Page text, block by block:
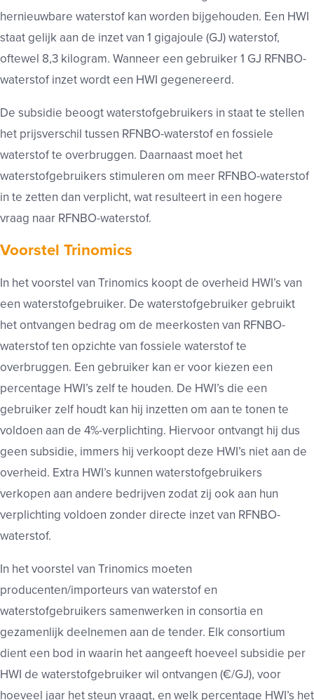
hernieuwbare waterstof kan worden bijgehouden. Een HWI
staat gelijk aan de inzet van 1 gigajoule (GJ) waterstof,
oftewel 8,3 kilogram. Wanneer een gebruiker 1 GJ RFNBO-
waterstof inzet wordt een HWI gegenereerd.
De subsidie beoogt waterstofgebruikers in staat te stellen
het prijsverschil tussen RFNBO-waterstof en fossiele
waterstof te overbruggen. Daarnaast moet het
waterstofgebruikers stimuleren om meer RFNBO-waterstof
in te zetten dan verplicht, wat resulteert in een hogere
vraag naar RFNBO-waterstof.
Voorstel Trinomics
In het voorstel van Trinomics koopt de overheid HWI’s van
een waterstofgebruiker. De waterstofgebruiker gebruikt
het ontvangen bedrag om de meerkosten van RFNBO-
waterstof ten opzichte van fossiele waterstof te
overbruggen. Een gebruiker kan er voor kiezen een
percentage HWI’s zelf te houden. De HWI’s die een
gebruiker zelf houdt kan hij inzetten om aan te tonen te
voldoen aan de 4%-verplichting. Hiervoor ontvangt hij dus
geen subsidie, immers hij verkoopt deze HWI’s niet aan de
overheid. Extra HWI’s kunnen waterstofgebruikers
verkopen aan andere bedrijven zodat zij ook aan hun
verplichting voldoen zonder directe inzet van RFNBO-
waterstof.
In het voorstel van Trinomics moeten
producenten/importeurs van waterstof en
waterstofgebruikers samenwerken in consortia en
gezamenlijk deelnemen aan de tender. Elk consortium
dient een bod in waarin het aangeeft hoeveel subsidie per
HWI de waterstofgebruiker wil ontvangen (€/GJ), voor
hoeveel jaar het steun vraagt, en welk percentage HWI’s het